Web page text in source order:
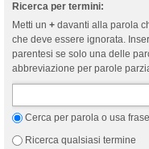
Ricerca per termini:
Metti un + davanti alla parola
che deve essere ignorata.
parentesi se solo una delle
abbreviazione per parole
Cerca per parola o usa
Ricerca qualsiasi termine